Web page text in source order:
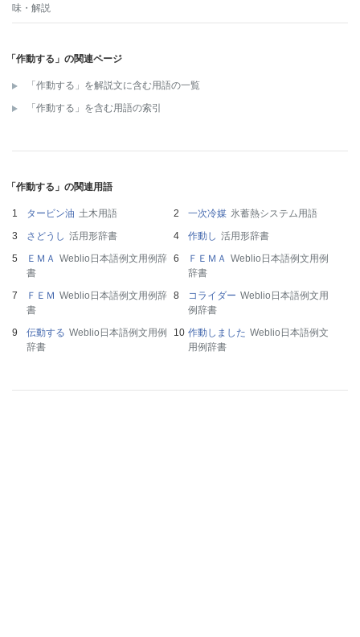
味・解説
「作動する」の関連ページ
「作動する」を解説文に含む用語の一覧
「作動する」を含む用語の索引
「作動する」の関連用語
タービン油 土木用語 一次冷媒 氷蓄熱システム用語
さどうし 活用形辞書 作動し 活用形辞書
ＥＭＡ Weblio日本語例文用例辞
書
ＦＥＭＡ Weblio日本語例文用例
辞書
ＦＥＭ Weblio日本語例文用例辞
書
コライダー Weblio日本語例文用
例辞書
伝動する Weblio日本語例文用例
辞書
作動しました Weblio日本語例文
用例辞書